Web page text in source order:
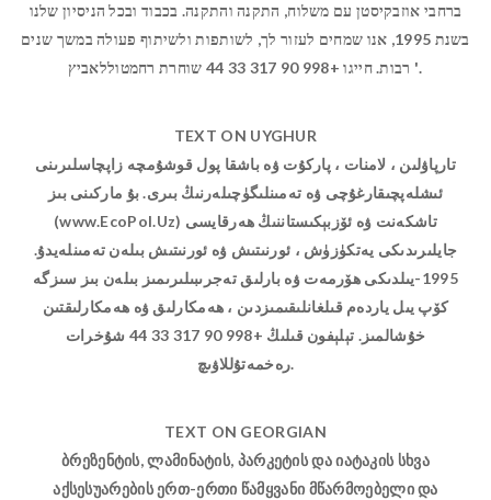
ברחבי אוזבקיסטן עם משלוח, התקנה והתקנה. בכבוד ובכל הניסיון שלנו
בשנת 1995, אנו שמחים לעזור לך, לשותפות ולשיתוף פעולה במשך שנים
רבות. חייגו +998 90 317 33 44 שוחרת רחמטוללאביץ '.
TEXT ON UYGHUR
تارپاۋلىن ، لامنات ، پاركۇت ۋە باشقا پول قوشۇمچە زاپچاسلىرىنى
ئىشلەپچىقارغۇچى ۋە تەمىنلىگۈچىلەرنىڭ بىرى. بۇ ماركىنى بىز
(www.EcoPol.Uz) تاشكەنت ۋە ئۆزبېكىستاننىڭ ھەرقايسى
جايلىرىدىكى يەتكۈزۈش ، ئورنىتىش ۋە ئورنىتىش بىلەن تەمىنلەيدۇ.
1995-يىلدىكى ھۆرمەت ۋە بارلىق تەجرىبىلىرىمىز بىلەن بىز سىزگە
كۆپ يىل ياردەم قىلغانلىقىمىزدىن ، ھەمكارلىق ۋە ھەمكارلىقتىن
خۇشالمىز. تېلېفون قىلىڭ +998 90 317 33 44 شۇخرات
رەخمەتۇللاۋىچ.
TEXT ON GEORGIAN
ბრეზენტის, ლამინატის, პარკეტის და იატაკის სხვა
აქსესუარების ერთ-ერთი წამყვანი მწარმოებელი და